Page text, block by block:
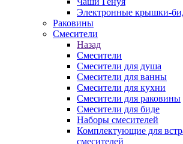
Электронные крышки-
Раковины
Смесители
Назад
Смесители
Смесители для душа
Смесители для ванны
Смесители для кухни
Смесители для раковины
Смесители для биде
Наборы смесителей
Комплектующие для
смесителей